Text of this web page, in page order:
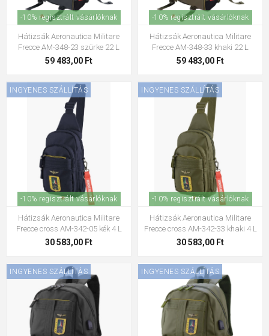
-10% regisztrált vásárlóknak
Hátizsák Aeronautica Militare
Frecce AM-348-23 szürke 22 L
59 483,00 Ft
-10% regisztrált vásárlóknak
Hátizsák Aeronautica Militare
Frecce AM-348-33 khaki 22 L
59 483,00 Ft
INGYENES SZÁLLÍTÁS
-10% regisztrált vásárlóknak
Hátizsák Aeronautica Militare
Frecce cross AM-342-05 kék 4 L
30 583,00 Ft
INGYENES SZÁLLÍTÁS
-10% regisztrált vásárlóknak
Hátizsák Aeronautica Militare
Frecce cross AM-342-33 khaki 4 L
30 583,00 Ft
INGYENES SZÁLLÍTÁS INGYENES SZÁLLÍTÁS